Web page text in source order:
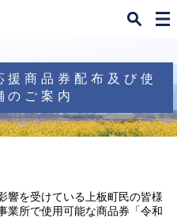
ュ
援商品券配布及び使
のご案内
響を受けている上板町民の皆様
業所で使用可能な商品券「令和